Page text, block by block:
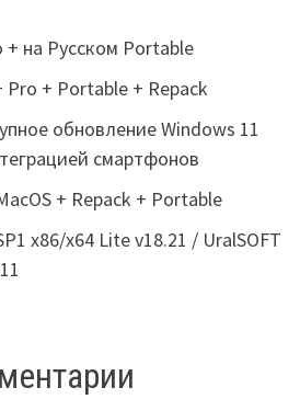
+ на Русском Portable
Pro + Portable + Repack
обновление Windows 11
смартфонов
+ Repack + Portable
x86/x64 Lite v18.21 / UralSOFT